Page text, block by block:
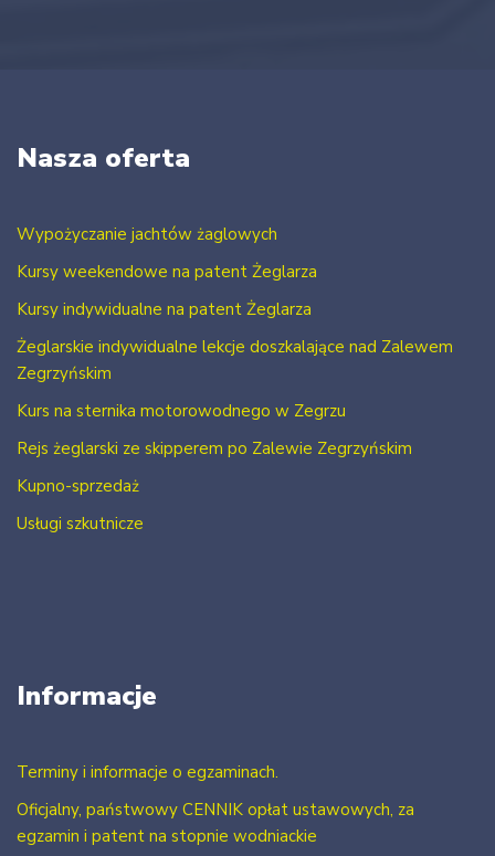
Nasza oferta
Wypożyczanie jachtów żaglowych
Kursy weekendowe na patent Żeglarza
Kursy indywidualne na patent Żeglarza
Żeglarskie indywidualne lekcje doszkalające nad Zalewem
Zegrzyńskim
Kurs na sternika motorowodnego w Zegrzu
Rejs żeglarski ze skipperem po Zalewie Zegrzyńskim
Kupno-sprzedaż
Usługi szkutnicze
Informacje
Terminy i informacje o egzaminach.
Oficjalny, państwowy CENNIK opłat ustawowych, za
egzamin i patent na stopnie wodniackie